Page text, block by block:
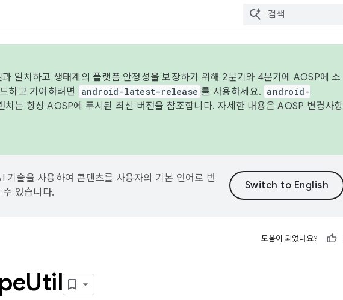
일치하고 생태계의 플랫폼 안정성을 보장하기 위해 2분기와 4분기에 AOSP에 소
하고 기여하려면
android-latest-release 를 사용하세요. android-
치는 항상 AOSP에 푸시된 최신 버전을 참조합니다. 자세한 내용은AOSP 변경사항
술을 사용하여 콘텐츠를 사용자의 기본 언어로 번
있습니다.
도움이 되었나요?
Util